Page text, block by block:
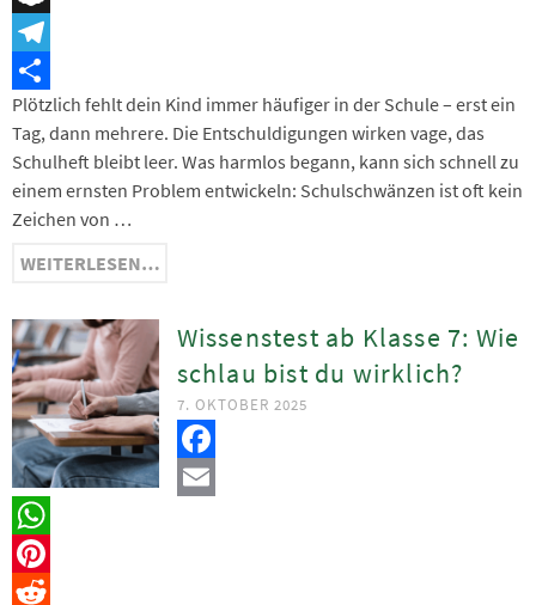
Snapchat
Telegram
Teilen
Plötzlich fehlt dein Kind immer häufiger in der Schule – erst ein
Tag, dann mehrere. Die Entschuldigungen wirken vage, das
Schulheft bleibt leer. Was harmlos begann, kann sich schnell zu
einem ernsten Problem entwickeln: Schulschwänzen ist oft kein
Zeichen von …
WEITERLESEN…
Wissenstest ab Klasse 7: Wie
schlau bist du wirklich?
7. OKTOBER 2025
Facebook
Email
WhatsApp
Pinterest